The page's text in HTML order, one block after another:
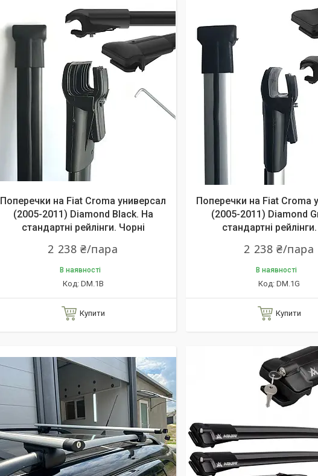
Поперечки на Fiat Croma универсал
(2005-2011) Diamond Black. На
стандартні рейлінги. Чорні
2 238 ₴/пара
В наявності
DM.1B
Купити
Поперечки на Fiat Croma
(2005-2011) Diamond
стандартні рейлінги.
2 238 ₴/пара
В наявності
DM.1G
Купити